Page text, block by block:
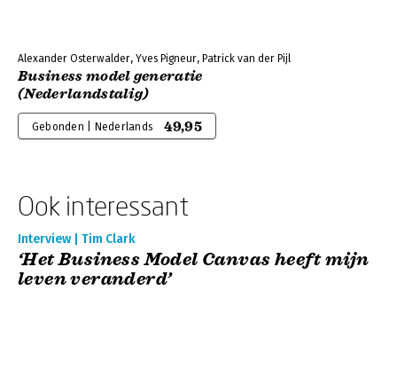
Alexander Osterwalder, Yves Pigneur, Patrick van der Pijl
Business model generatie
(Nederlandstalig)
Gebonden | Nederlands 49,95
Ook interessant
Interview | Tim Clark
‘Het Business Model Canvas heeft mijn
leven veranderd’